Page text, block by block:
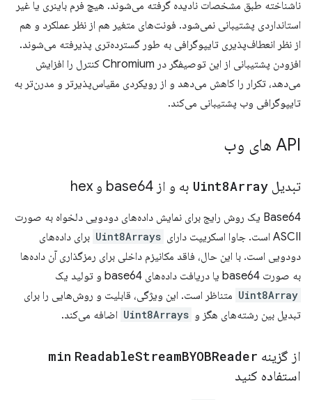
ناشناخته طبق مشخصات نادیده گرفته می‌شوند. هیچ فرم باینری یا غیر
استانداردی پشتیبانی نمی‌شود. فونت‌های متغیر هم از نظر عملکرد و هم
از نظر انعطاف‌پذیری تایپوگرافی به طور گسترده‌تری پذیرفته می‌شوند.
افزودن پشتیبانی از این توصیفگر در Chromium کنترل را افزایش
می‌دهد، تکرار را کاهش می‌دهد و از رویکردی مقیاس‌پذیرتر و مدرن‌تر به
تایپوگرافی وب پشتیبانی می‌کند.
API های وب
تبدیل Uint8Array به و از base64 و hex
Base64 یک روش رایج برای نمایش داده‌های دودویی دلخواه به صورت
ASCII است. جاوا اسکریپت دارای
Uint8Arrays برای داده‌های
دودویی است. با این حال، فاقد مکانیزم داخلی برای رمزگذاری آن داده‌ها
به صورت base64 یا دریافت داده‌های base64 و تولید یک
Uint8Array متناظر است. این ویژگی، قابلیت و روش‌هایی را برای
تبدیل بین رشته‌های هگز و Uint8Arrays اضافه می‌کند.
از گزینه min ReadableStreamBYOBReader
استفاده کنید